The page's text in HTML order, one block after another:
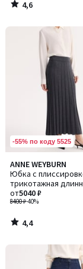
4,6
/
-55% по коду 5525
ANNE WEYBURN
Юбка с
трикотажная
8400 ₽-40%
от5040 ₽
4,4
/ 5
4,4
/